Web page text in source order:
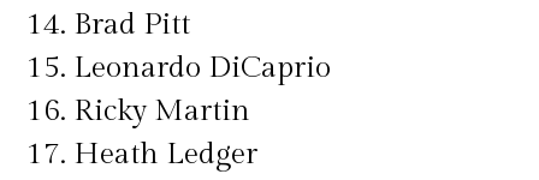
14. Brad Pitt
15. Leonardo DiCaprio
16. Ricky Martin
17. Heath Ledger